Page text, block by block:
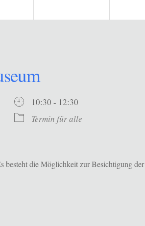
10:30 - 12:30
Termin für alle
besteht die Möglichkeit zur Besichtigung der